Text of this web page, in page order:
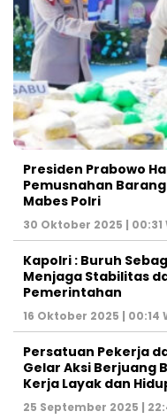
Presiden Prabowo
Pemusnahan
Mabes Polri
30 Oktober 2025 | 00:31
Kapolri : Buruh
Menjaga Stabilitas
Pemerintahan
16 Oktober 2025 | 00:14
Persatuan Pekerja
Gelar Aksi Berjuang
Kerja Layak dan
25 September 2025 |